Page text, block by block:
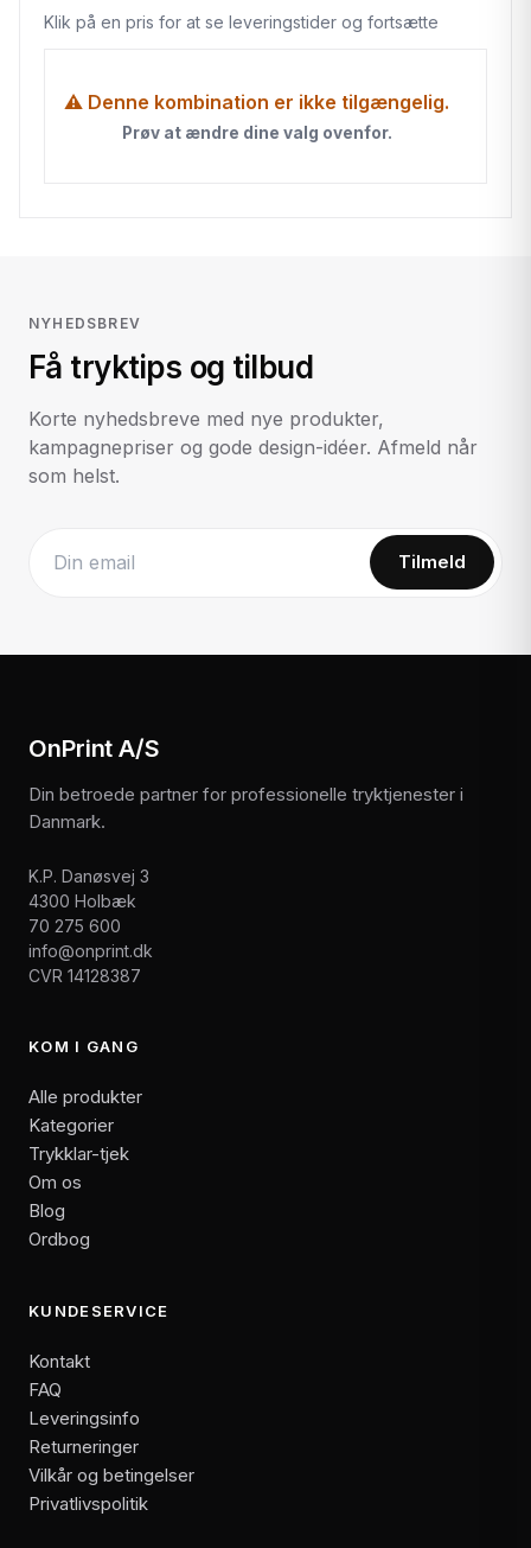
Klik på en pris for at se leveringstider og fortsætte
⚠ Denne kombination er ikke tilgængelig.
Prøv at ændre dine valg ovenfor.
NYHEDSBREV
Få tryktips og tilbud
Korte nyhedsbreve med nye produkter,
kampagnepriser og gode design-idéer. Afmeld når
som helst.
Tilmeld
OnPrint A/S
Din betroede partner for professionelle tryktjenester i
Danmark.
K.P. Danøsvej 3
4300 Holbæk
70 275 600
info@onprint.dk
CVR 14128387
KOM I GANG
Alle produkter
Kategorier
Trykklar-tjek
Om os
Blog
Ordbog
KUNDESERVICE
Kontakt
FAQ
Leveringsinfo
Returneringer
Vilkår og betingelser
Privatlivspolitik